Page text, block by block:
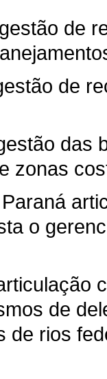
de
de
das
zonas
o
de
de rios